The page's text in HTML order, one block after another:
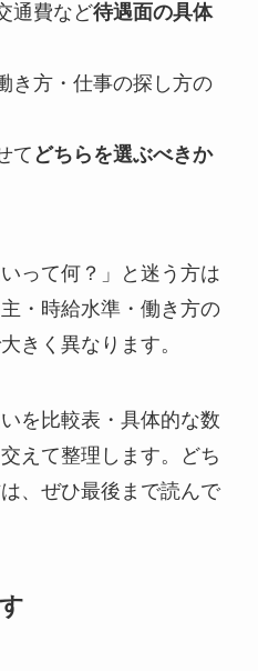
通費など待遇面の具体
き方・仕事の探し方の
て どちらを選ぶべきか
って何？」と迷う方は
・時給水準・働き方の
きく異なります。
を比較表・具体的な数
えて整理します。どち
、ぜひ最後まで読んで